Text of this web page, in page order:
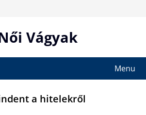
Vágyak
Menu
a hitelekről